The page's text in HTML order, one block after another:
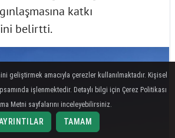
katkı
belirtti.
geliştirmek amacıyla çerezler kullanılmaktadır. Kişisel
işlenmektedir. Detaylı bilgi için Çerez Politikası
Metni sayfalarını inceleyebilirsiniz.
TAMAM